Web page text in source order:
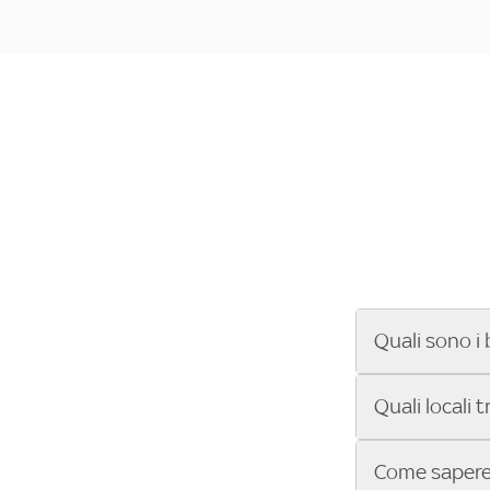
Quali sono i
Se cerchi un
ENILIVE, la
Sky Bar ti
Quali locali
Vuoi sapere
Come